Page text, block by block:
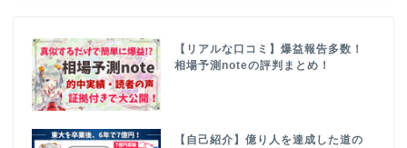
【リアルな口コミ】爆益報告多数！
相場予測noteの評判まとめ！
【自己紹介】億り人を達成した道の